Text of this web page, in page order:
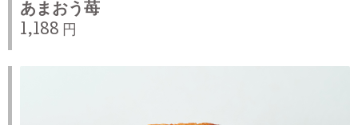
あまおう苺
1,188 円